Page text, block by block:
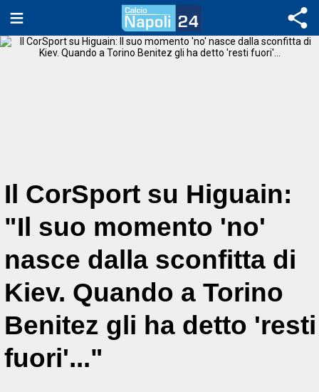
Il CorSport su Higuain:
"Il suo momento 'no'
nasce dalla sconfitta di
Kiev. Quando a Torino
Benitez gli ha detto 'resti
fuori'..."